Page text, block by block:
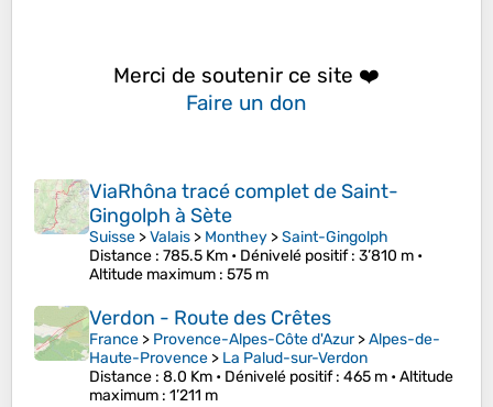
Merci de soutenir ce site ❤️
Faire un don
ViaRhôna tracé complet de Saint-
Gingolph à Sète
Suisse >Valais > Monthey >Saint-Gingolph
Distance : 785.5 Km • Dénivelé positif: 3’810 m •
Altitude maximum : 575 m
Verdon - Route des Crêtes
France > Provence-Alpes-Côte d'Azur>Alpes-de-
Haute-Provence > La Palud-sur-Verdon
Distance : 8.0 Km • Dénivelé positif: 465 m •Altitude
maximum : 1’211 m